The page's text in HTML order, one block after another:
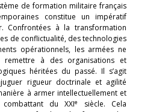
de formation militaire français
constitue un impératif
Confrontées à la transformation
de conflictualité, des technologies
opérationnels, les armées ne
remettre à des organisations et
héritées du passé. Il s’agit
rigueur doctrinale et agilité
à armer intellectuellement et
du XXIe
siècle. Cela